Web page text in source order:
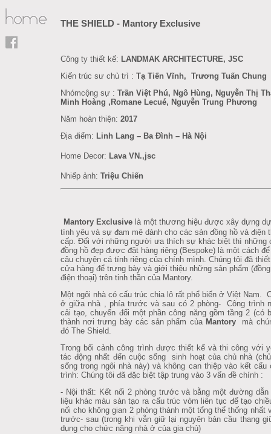
THE SHIELD - Mantory Exclusive
Công ty thiết kế: LANDMAK ARCHITECTURE, JSC
Kiến trúc sư chủ trì : Tạ Tiến Vĩnh, Trương Tuấn Chung
Nhómcộng sự : Trần Việt Phú, Ngô Hùng, Nguyễn Thị
Minh Hoàng ,Romane Lecué, Nguyễn Trung Phương
Năm hoàn thiện: 2017
Địa điểm: Linh Lang – Ba Đình – Hà Nội
Home Decor: Lava VN.,jsc
Nhiếp ảnh: Triệu Chiến
Mantory Exclusive là một thương hiệu được xây dựng
tình yêu và sự đam mê dành cho các sản đồng hồ và điện
cấp. Đối với những người ưa thích sự khác biệt thì những
đồng hồ đẹp được đặt hàng riêng (Bespoke) là một cách
câu chuyện cá tính riêng của chính mình. Chúng tôi đã
cửa hàng để trưng bày và giới thiệu những sản phẩm
điện thoại) trên tinh thần của Mantory.
Một ngôi nhà có cấu trúc chia lô rất phổ biến ở Việt Nam.
ở giữa nhà , phía trước và sau có 2 phòng- Công trình
cải tạo, chuyển đổi một phần công năng gồm tầng 2 (có
thành nơi trưng bày các sản phẩm của Mantorymà
đó The Shield.
Trong bối cảnh công trình được thiết kế và thi công với
tác động nhất đến cuộc sống sinh hoạt của chủ nhà
sống trong ngôi nhà này) và không can thiệp vào kết cấu
trình: Chúng tôi đã đặc biệt tập trung vào 3 vấn đề chính :
- Nội thất: Kết nối 2 phòng trước và bằng một đường dẫn
liệu khác màu sàn tạo ra cấu trúc vòm liên tục để tạo
nối cho không gian 2 phòng thành một tổng thể thống nhất
trước- sau (trong khi vẫn giữ lại nguyên bản cầu thang
dụng cho chức năng nhà ở của gia chủ)